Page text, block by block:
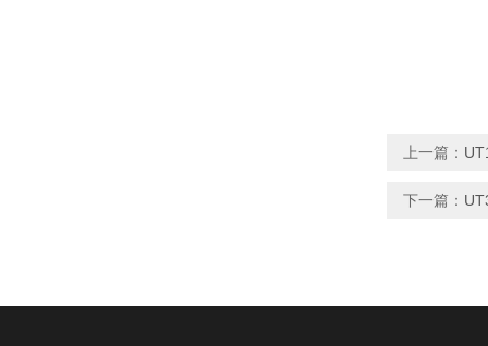
上一篇：
下一篇：